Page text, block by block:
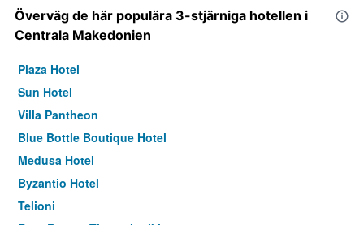
Överväg de här populära 3-stjärniga hotellen i
Centrala Makedonien
Plaza Hotel
Sun Hotel
Villa Pantheon
Blue Bottle Boutique Hotel
Medusa Hotel
Byzantio Hotel
Telioni